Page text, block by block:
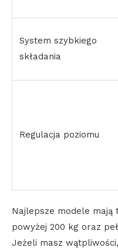
System szybkiego
składania
Regulacja poziomu
Najlepsze modele mają
powyżej 200 kg oraz
Jeżeli masz